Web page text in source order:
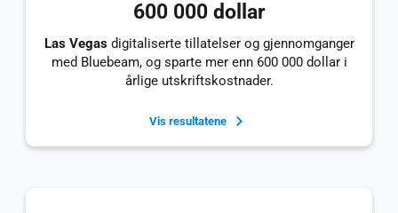
600 000 dollar
Las Vegasdigitaliserte tillatelser og gjennomganger
med Bluebeam, og sparte mer enn 600 000 dollar i
årlige utskriftskostnader.
Vis resultatene